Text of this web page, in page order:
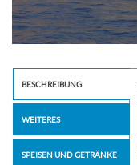
BESCHREIBUNG
WEITERES
SPEISEN UND GETRÄNKE